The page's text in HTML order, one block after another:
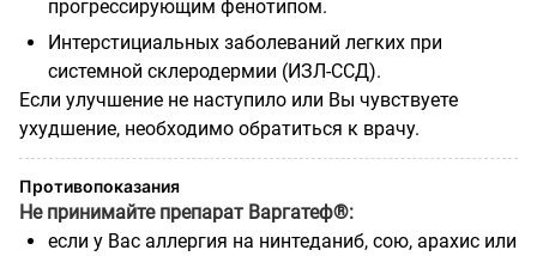
прогрессирующим фенотипом.
Интерстициальных заболеваний легких при
системной склеродермии (ИЗЛ-ССД).
Если улучшение не наступило или Вы чувствуете
ухудшение, необходимо обратиться к врачу.
Противопоказания
Не принимайте препарат Варгатеф®:
если у Вас аллергия на нинтеданиб, сою, арахис или